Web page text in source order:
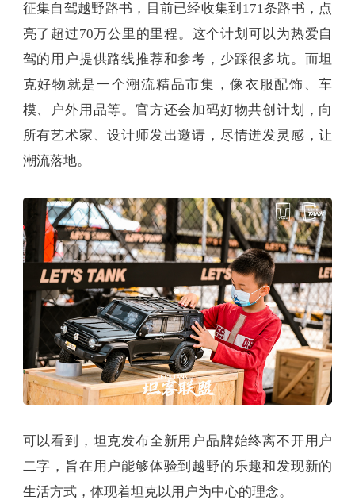
征集自驾越野路书，目前已经收集到171条路书，点
亮了超过70万公里的里程。这个计划可以为热爱自
驾的用户提供路线推荐和参考，少踩很多坑。而坦
克好物就是一个潮流精品市集，像衣服配饰、车
模、户外用品等。官方还会加码好物共创计划，向
所有艺术家、设计师发出邀请，尽情迸发灵感，让
潮流落地。
可以看到，坦克发布全新用户品牌始终离不开用户
二字，旨在用户能够体验到越野的乐趣和发现新的
生活方式，体现着坦克以用户为中心的理念。